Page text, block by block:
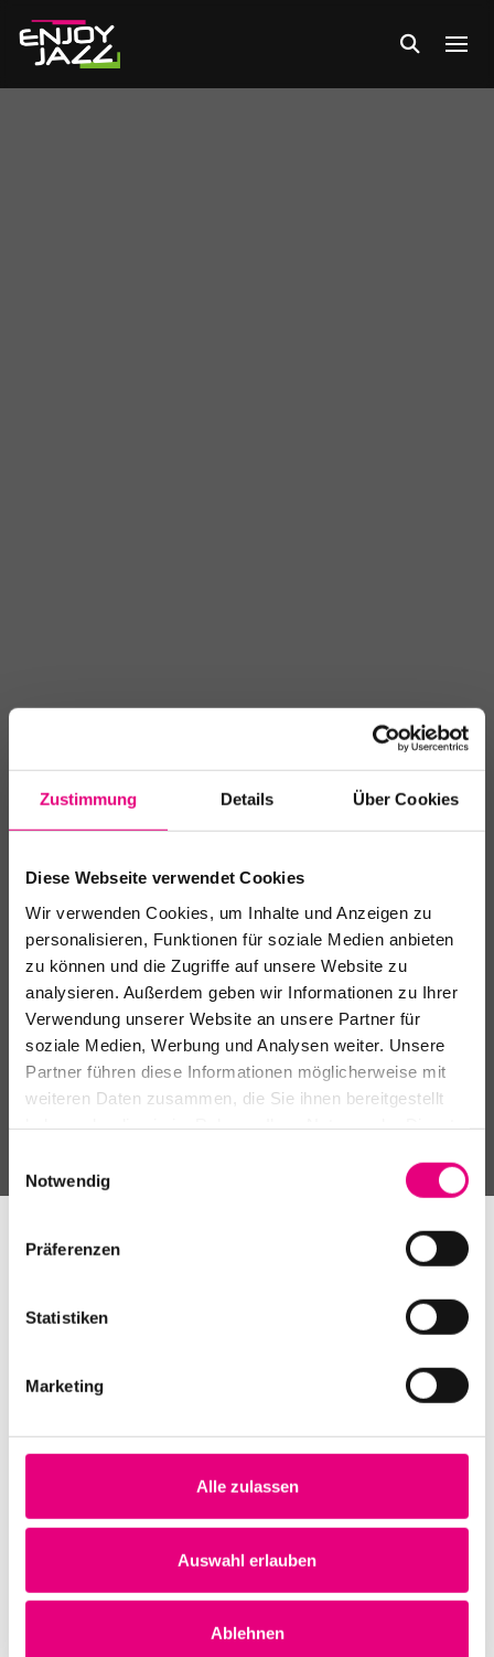
Zustimmung Details Über Cookies
Diese Webseite verwendet Cookies
Wir verwenden Cookies, um Inhalte und Anzeigen zu
personalisieren, Funktionen für soziale Medien anbieten
zu können und die Zugriffe auf unsere Website zu
analysieren. Außerdem geben wir Informationen zu Ihrer
Verwendung unserer Website an unsere Partner für
soziale Medien, Werbung und Analysen weiter. Unsere
Partner führen diese Informationen möglicherweise mit
weiteren Daten zusammen, die Sie ihnen bereitgestellt
Notwendig
Präferenzen
Statistiken
Marketing
Alle zulassen
Auswahl erlauben
Ablehnen
Altes Tabakmuseum
Veranstaltungsort
Altes Tabakmuseum Website
Bergheimer Str. 139-151